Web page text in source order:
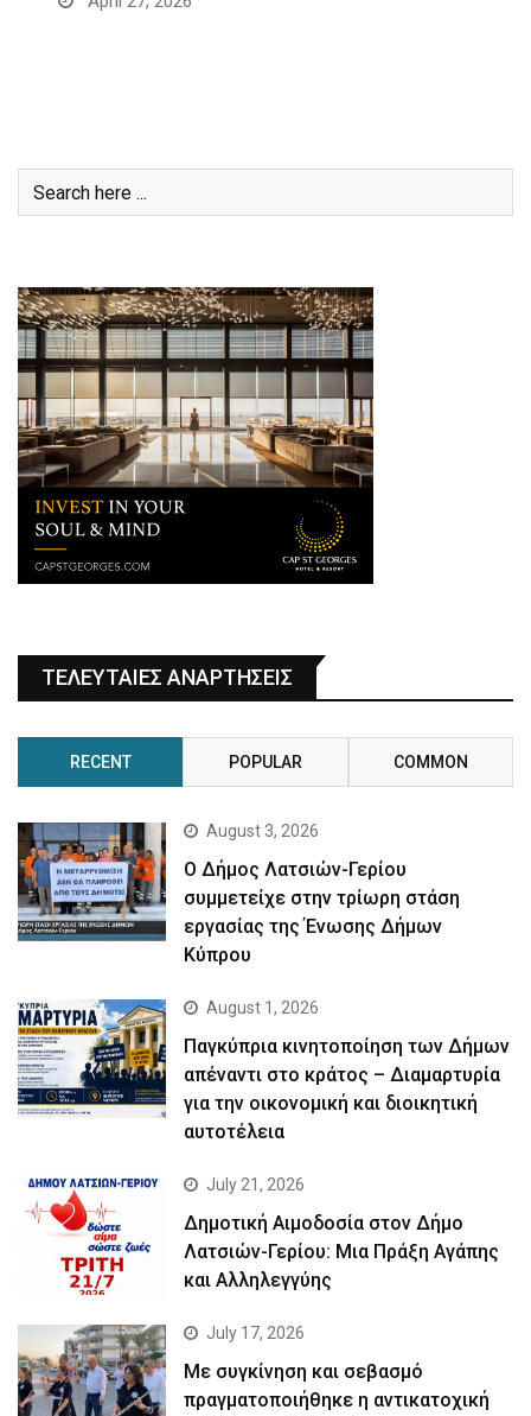
ΤΕΛΕΥΤΑΙΕΣ ΑΝΑΡΤΗΣΕΙΣ
RECENT POPULAR COMMON
August 3, 2026
Ο Δήμος Λατσιών-Γερίου
συμμετείχε στην τρίωρη στάση
εργασίας της Ένωσης Δήμων
Κύπρου
August 1, 2026
Παγκύπρια κινητοποίηση των Δήμων
απέναντι στο κράτος – Διαμαρτυρία
για την οικονομική και διοικητική
αυτοτέλεια
July 21, 2026
Δημοτική Αιμοδοσία στον Δήμο
Λατσιών-Γερίου: Μια Πράξη Αγάπης
και Αλληλεγγύης
July 17, 2026
Με συγκίνηση και σεβασμό
πραγματοποιήθηκε η αντικατοχική